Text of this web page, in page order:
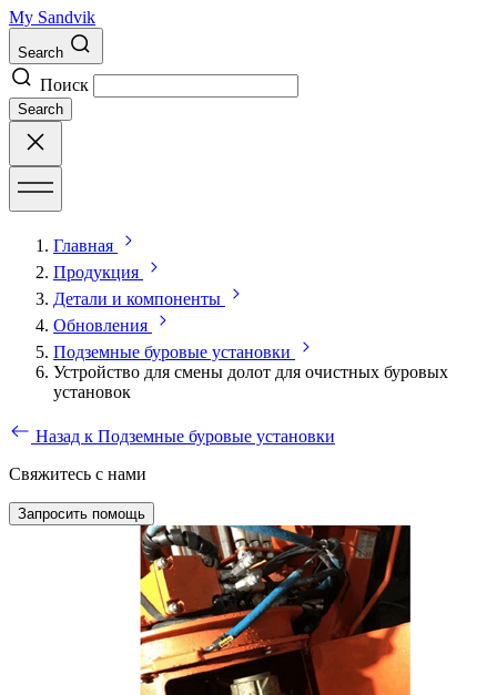
My Sandvik
Search
Поиск
Search
Главная
Продукция
Детали и компоненты
Обновления
Подземные буровые установки
Устройство для смены долот для очистных буровых
установок
Назад к Подземные буровые установки
Свяжитесь с нами
Запросить помощь